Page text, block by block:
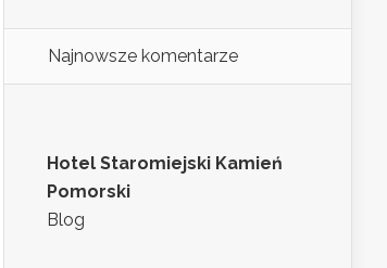
Najnowsze komentarze
Hotel Staromiejski Kamień
Pomorski
Blog